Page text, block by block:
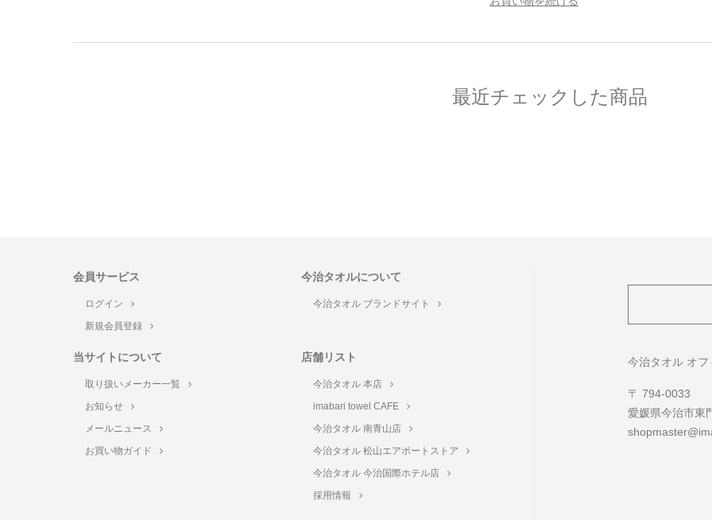
最近チェックした商品
会員サービス
ログイン
新規会員登録
今治タオルについて
今治タオル ブランドサイト
当サイトについて
取り扱いメーカー一覧
お知らせ
メールニュース
お買い物ガイド
店舗リスト
今治タオル 本店
imabari towel CAFE
今治タオル 南青山店
今治タオル 松山エアポートストア
今治タオル 今治国際ホテル店
採用情報
今治タオル オ
〒 794-0033
愛媛県今治市東